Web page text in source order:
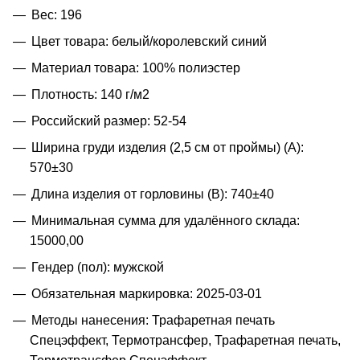
Вес: 196
Цвет товара: белый/королевский синий
Материал товара: 100% полиэстер
Плотность: 140 г/м2
Российский размер: 52-54
Ширина груди изделия (2,5 см от проймы) (A):
570±30
Длина изделия от горловины (B): 740±40
Минимальная сумма для удалённого склада:
15000,00
Гендер (пол): мужской
Обязательная маркировка: 2025-03-01
Методы нанесения: Трафаретная печать
Спецэффект, Термотрансфер, Трафаретная печать,